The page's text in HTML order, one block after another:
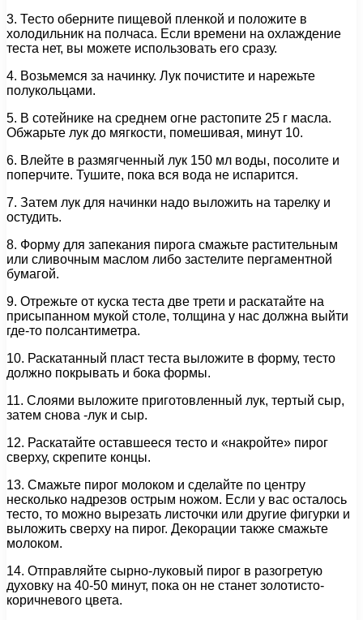
3. Тесто оберните пищевой пленкой и положите в
холодильник на полчаса. Если времени на охлаждение
теста нет, вы можете использовать его сразу.
4. Возьмемся за начинку. Лук почистите и нарежьте
полукольцами.
5. В сотейнике на среднем огне растопите 25 г масла.
Обжарьте лук до мягкости, помешивая, минут 10.
6. Влейте в размягченный лук 150 мл воды, посолите и
поперчите. Тушите, пока вся вода не испарится.
7. Затем лук для начинки надо выложить на тарелку и
остудить.
8. Форму для запекания пирога смажьте растительным
или сливочным маслом либо застелите пергаментной
бумагой.
9. Отрежьте от куска теста две трети и раскатайте на
присыпанном мукой столе, толщина у нас должна выйти
где-то полсантиметра.
10. Раскатанный пласт теста выложите в форму, тесто
должно покрывать и бока формы.
11. Слоями выложите приготовленный лук, тертый сыр,
затем снова -лук и сыр.
12. Раскатайте оставшееся тесто и «накройте» пирог
сверху, скрепите концы.
13. Смажьте пирог молоком и сделайте по центру
несколько надрезов острым ножом. Если у вас осталось
тесто, то можно вырезать листочки или другие фигурки и
выложить сверху на пирог. Декорации также смажьте
молоком.
14. Отправляйте сырно-луковый пирог в разогретую
духовку на 40-50 минут, пока он не станет золотисто-
коричневого цвета.